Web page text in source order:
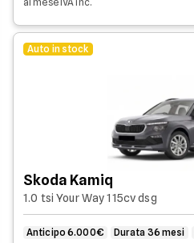
Auto in stock
Skoda Kamiq
1.0 tsi Your Way 115cv dsg
Anticipo 6.000€ Durata 36 mesi